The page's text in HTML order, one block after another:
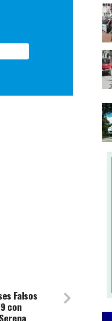
Falsos
con